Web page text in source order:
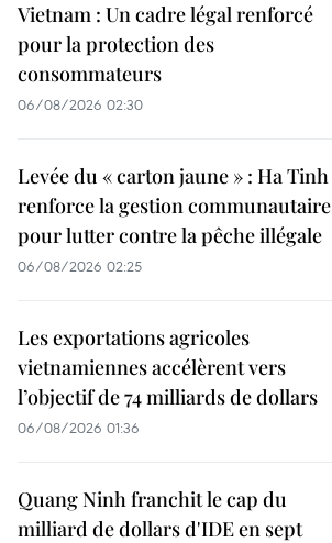
Vietnam : Un cadre légal renforcé
pour la protection des
consommateurs
06/08/2026 02:30
Levée du « carton jaune » : Ha Tinh
renforce la gestion communautaire
pour lutter contre la pêche illégale
06/08/2026 02:25
Les exportations agricoles
vietnamiennes accélèrent vers
l’objectif de 74 milliards de dollars
06/08/2026 01:36
Quang Ninh franchit le cap du
milliard de dollars d'IDE en sept